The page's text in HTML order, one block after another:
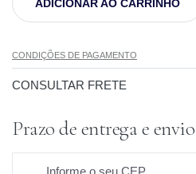
ADICIONAR AO CARRINHO
CONDIÇÕES DE PAGAMENTO
CONSULTAR FRETE
Prazo de entrega e envio